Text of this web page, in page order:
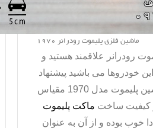
ماشین فلزی پلیموت رودرانر 1970
رودرانر علاقمند هستید و
خودروها می باشید پیشنهاد
ما به شما ، ماکت ماشین پلیموت مدل 1970 مقیاس
ماکت پلیموت
جادا خوب بوده و از آن به عنوان